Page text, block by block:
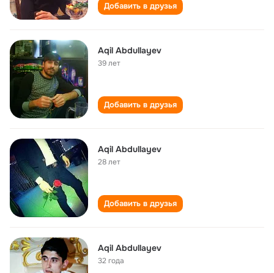
Добавить в друзья
Aqil Abdullayev
39 лет
Добавить в друзья
Aqil Abdullayev
28 лет
Добавить в друзья
Aqil Abdullayev
32 года